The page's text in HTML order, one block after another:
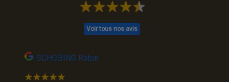
Voir tous nos avis
SCHOBING Robin